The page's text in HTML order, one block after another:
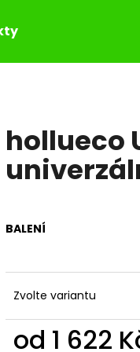
hollueco
BALENÍ
Zvolte variantu
od 1 622
HLEDAT